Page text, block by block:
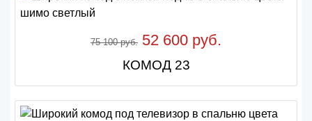
75 100 руб. 52 600 руб.
КОМОД 23